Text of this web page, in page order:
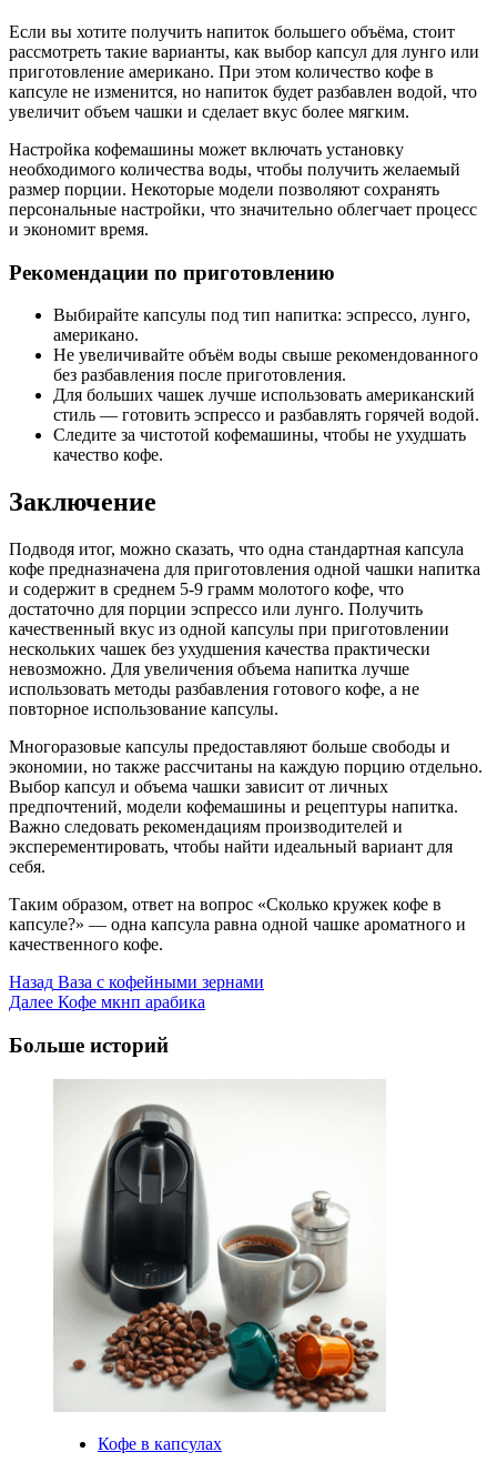
Если вы хотите получить напиток большего объёма, стоит
рассмотреть такие варианты, как выбор капсул для лунго или
приготовление американо. При этом количество кофе в
капсуле не изменится, но напиток будет разбавлен водой, что
увеличит объем чашки и сделает вкус более мягким.
Настройка кофемашины может включать установку
необходимого количества воды, чтобы получить желаемый
размер порции. Некоторые модели позволяют сохранять
персональные настройки, что значительно облегчает процесс
и экономит время.
Рекомендации по приготовлению
Выбирайте капсулы под тип напитка: эспрессо, лунго,
американо.
Не увеличивайте объём воды свыше рекомендованного
без разбавления после приготовления.
Для больших чашек лучше использовать американский
стиль — готовить эспрессо и разбавлять горячей водой.
Следите за чистотой кофемашины, чтобы не ухудшать
качество кофе.
Заключение
Подводя итог, можно сказать, что одна стандартная капсула
кофе предназначена для приготовления одной чашки напитка
и содержит в среднем 5-9 грамм молотого кофе, что
достаточно для порции эспрессо или лунго. Получить
качественный вкус из одной капсулы при приготовлении
нескольких чашек без ухудшения качества практически
невозможно. Для увеличения объема напитка лучше
использовать методы разбавления готового кофе, а не
повторное использование капсулы.
Многоразовые капсулы предоставляют больше свободы и
экономии, но также рассчитаны на каждую порцию отдельно.
Выбор капсул и объема чашки зависит от личных
предпочтений, модели кофемашины и рецептуры напитка.
Важно следовать рекомендациям производителей и
эксперементировать, чтобы найти идеальный вариант для
себя.
Таким образом, ответ на вопрос «Сколько кружек кофе в
капсуле?» — одна капсула равна одной чашке ароматного и
качественного кофе.
Post
Navigation
Назад Ваза с кофейными зернами
Далее Кофе мкнп арабика
Больше историй
Кофе в капсулах